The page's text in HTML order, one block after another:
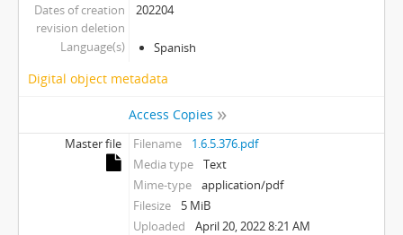
Dates of creation
revision deletion
202204
Language(s) Spanish
Digital object metadata
Access Copies
Master file Filename
1.6.5.376.pdf
Media type
Text
Mime-type
application/pdf
Filesize
5 MiB
Uploaded
April 20, 2022 8:21 AM